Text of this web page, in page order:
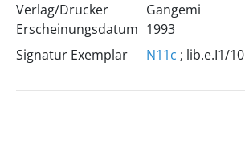
Verlag/Drucker
Erscheinungsdatum
Gangemi
1993
Signatur Exemplar
N11c ; lib.e.I1/10